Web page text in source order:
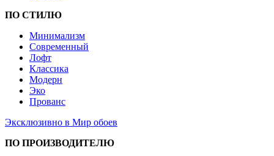
ПО СТИЛЮ
Минимализм
Современный
Лофт
Классика
Модерн
Эко
Прованс
Эксклюзивно в Мир обоев
ПО ПРОИЗВОДИТЕЛЮ